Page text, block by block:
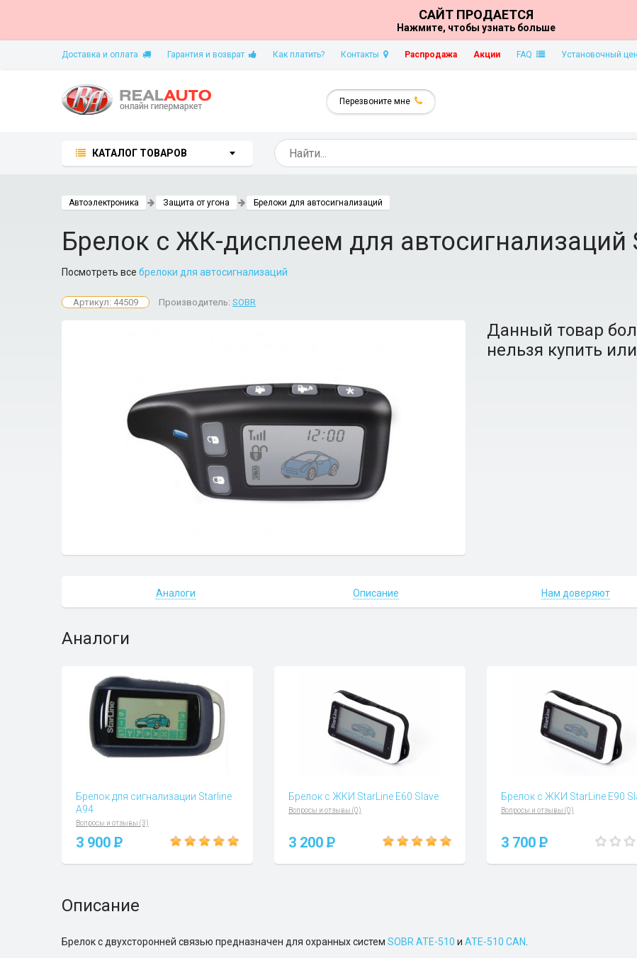
САЙТ ПРОДАЕТСЯ
Нажмите, чтобы узнать больше
Доставка и оплата Гарантия и возврат Как платить? Контакты Распродажа Акции FAQ Установочный
Перезвоните мне
КАТАЛОГ ТОВАРОВ
Автоэлектроника Защита от угона Брелоки для автосигнализаций
Брелок с ЖК-дисплеем для автосигнализаций
Посмотреть все брелоки для автосигнализаций
Артикул: 44509 Производитель: SOBR
Данный товар
нельзя купить
Аналоги Описание Нам доверяют
Аналоги
Брелок для сигнализации Starline
A94
Вопросы и отзывы (3)
3 900 P
Брелок с ЖКИ StarLine E60 Slave
Вопросы и отзывы (0)
3 200 P
Брелок с ЖКИ StarLine E90
Вопросы и отзывы (0)
3 700 P
Описание
Брелок с двухсторонней связью предназначен для охранных систем SOBR АТЕ-510 и АТЕ-510 CAN